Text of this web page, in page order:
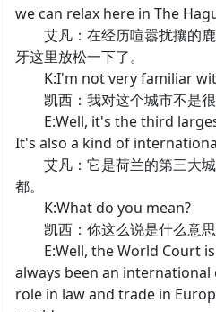
we can relax here in The
艾凡：在经历喧嚣扰攘的鹿
牙这里放松一下了。
K:I'm not very familiar
凯西：我对这个城市不是很
E:Well, it's the third
It's also a kind of
艾凡：它是荷兰的第三大城
都。
K:What do you mean?
凯西：你这么说是什么意思
E:Well, the World Court is
always been an international
role in law and trade in